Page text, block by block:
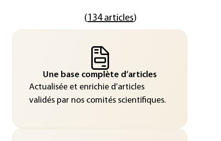
(134 articles)
Une base complète d’articles
Actualisée et enrichie d’articles
validés par nos comités scientifiques.